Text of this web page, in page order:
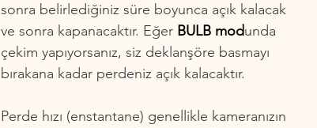
sonra belirlediğiniz süre boyunca açık kalacak
ve sonra kapanacaktır. Eğer BULB modunda
çekim yapıyorsanız, siz deklanşöre basmayı
bırakana kadar perdeniz açık kalacaktır.
Perde hızı (enstantane) genellikle kameranızın